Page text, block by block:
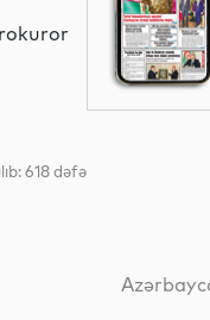
618 dəfə
Dünya